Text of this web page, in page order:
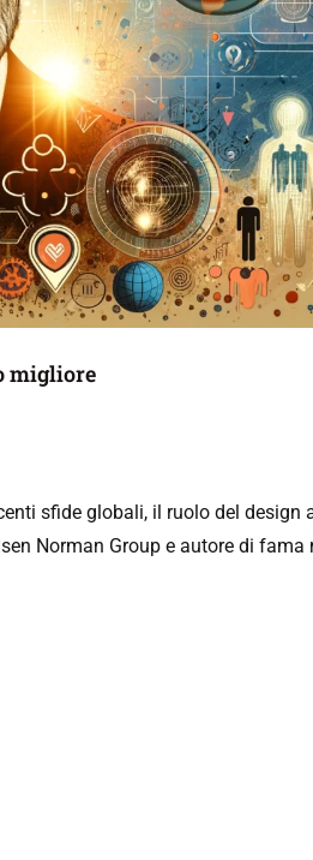
migliore
sfide globali, il ruolo del design
Norman Group e autore di